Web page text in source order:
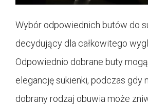
Wybór odpowiednich butów do
decydujący dla całkowitego
Odpowiednio dobrane buty
elegancję sukienki, podczas gdy
dobrany rodzaj obuwia może